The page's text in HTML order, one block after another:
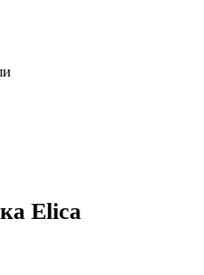
Elica